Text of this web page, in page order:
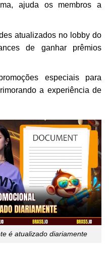
ajuda os membros a
atualizados no lobby do
de ganhar prêmios
especiais para
a experiência de
é atualizado diariamente